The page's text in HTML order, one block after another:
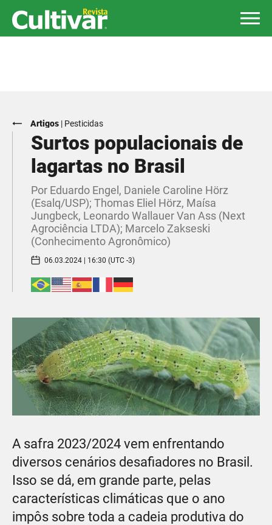
Artigos | Pesticidas
Surtos populacionais de
lagartas no Brasil
Por Eduardo Engel, Daniele Caroline Hörz
(Esalq/USP); Thomas Eliel Hörz, Maísa
Jungbeck, Leonardo Wallauer Van Ass (Next
Agrociência LTDA); Marcelo Zakseski
(Conhecimento Agronômico)
06.03.2024 | 16:30 (UTC -3)
A safra 2023/2024 vem enfrentando
diversos cenários desafiadores no Brasil.
Isso se dá, em grande parte, pelas
características climáticas que o ano
impôs sobre toda a cadeia produtiva do